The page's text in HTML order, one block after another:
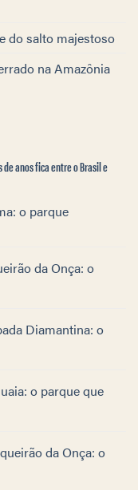
do salto majestoso
na Amazônia
anos fica entre o Brasil e
o parque
da Onça: o
Diamantina: o
o parque que
da Onça: o